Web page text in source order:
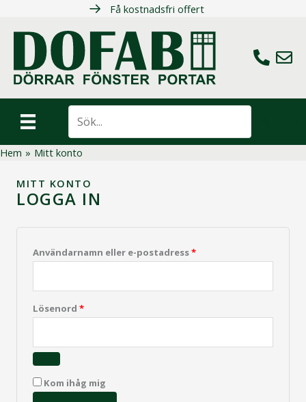
innehåll
Få kostnadsfri offert
Ring oss
Maila
Hem » Mitt konto
MITT KONTO
LOGGA IN
Användarnamn eller e-postadress*Obligatoriskt
Lösenord *Obligatoriskt
Kom ihåg mig